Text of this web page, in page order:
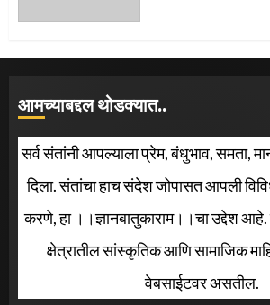
आमच्याबद्दल थोडक्यात..
सर्व संतांनी आपल्याला प्रेम, बंधुभाव, समता,
दिला. संतांचा हाच संदेश जोपासत आपली
करणे, हा ।।ज्ञानबातुकाराम।।चा उद्देश आहे.
क्षेत्रातील सांस्कृतिक आणि सामाजिक
वेबसाईटवर असतील.